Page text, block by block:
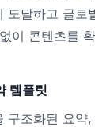
도달하고 글로
이 콘텐츠를
템플릿
구조화된 요약